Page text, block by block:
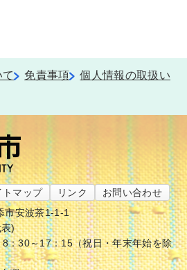
て 免責事項
個人情報の取扱い
トマップ リンク
お問い合わせ
市安波茶1-1-1
)
：30～17：15（祝日・年末年始を除